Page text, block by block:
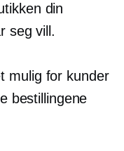
din
seg vill.
mulig for kunder
bestillingene